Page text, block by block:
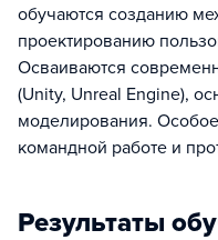
обучаются созданию
проектированию
Осваиваются
(Unity, Unreal Engine),
моделирования.
командной работе и
Результаты